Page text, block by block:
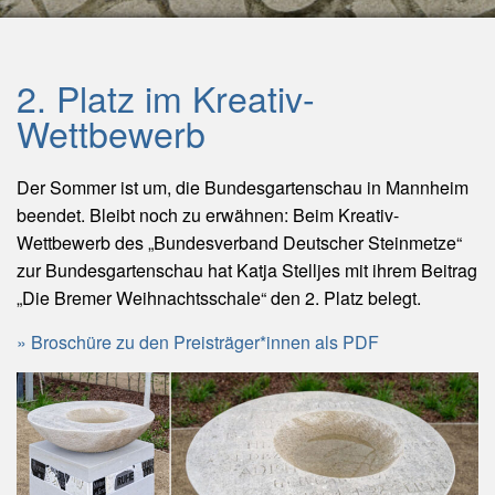
2. Platz im Kreativ-
Wettbewerb
Der Sommer ist um, die Bundesgartenschau in Mannheim
beendet. Bleibt noch zu erwähnen: Beim Kreativ-
Wettbewerb des „Bundesverband Deutscher Steinmetze“
zur Bundesgartenschau hat Katja Stelljes mit ihrem Beitrag
„Die Bremer Weihnachtsschale“ den 2. Platz belegt.
Broschüre zu den Preisträger*innen als PDF